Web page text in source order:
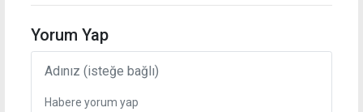
Yorum Yap